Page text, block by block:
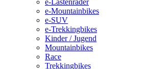
e-Lastenräder
e-Mountainbikes
e-SUV
e-Trekkingbikes
Kinder / Jugend
Mountainbikes
Race
Trekkingbikes